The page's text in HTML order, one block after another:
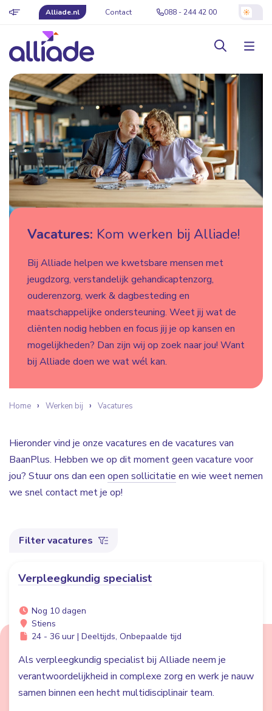
Alliade.nl Contact 088 - 244 42 00
Vacatures: Kom werken bij Alliade!
Bij Alliade helpen we kwetsbare mensen met
jeugdzorg, verstandelijk gehandicaptenzorg,
ouderenzorg, werk & dagbesteding en
maatschappelijke ondersteuning. Weet jij wat de
cliënten nodig hebben en focus jij je op kansen en
mogelijkheden? Dan zijn wij op zoek naar jou! Want
bij Alliade doen we wat wél kan.
Home Werken bij Vacatures
Hieronder vind je onze vacatures en de vacatures van
BaanPlus. Hebben we op dit moment geen vacature voor
jou? Stuur ons dan een open sollicitatie en wie weet nemen
we snel contact met je op!
Filter vacatures
Verpleegkundig specialist
Nog 10 dagen
Stiens
24 - 36 uur | Deeltijds, Onbepaalde tijd
Als verpleegkundig specialist bij Alliade neem je
verantwoordelijkheid in complexe zorg en werk je nauw
samen binnen een hecht multidisciplinair team.